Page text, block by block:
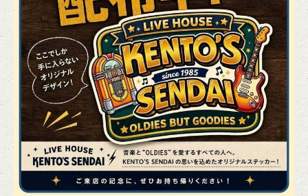
https://kentos-sendai.owst.jp/blogs/3456088
お店情報をコピー
閉じる